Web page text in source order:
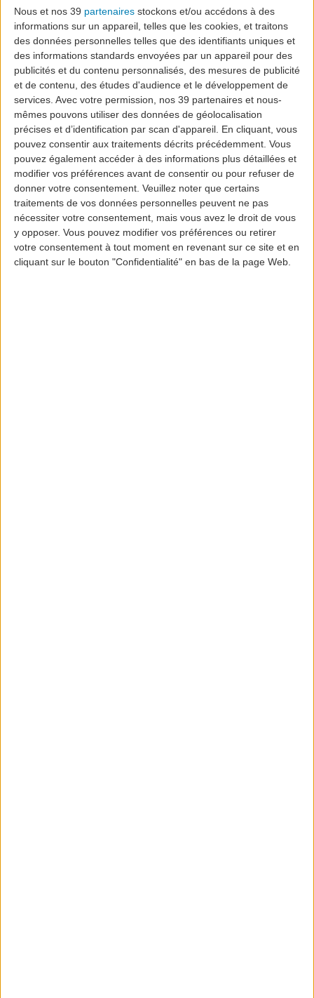
Nous et nos 39 partenaires stockons et/ou accédons à des
informations sur un appareil, telles que les cookies, et traitons
des données personnelles telles que des identifiants uniques et
des informations standards envoyées par un appareil pour des
publicités et du contenu personnalisés, des mesures de publicité
et de contenu, des études d'audience et le développement de
services. Avec votre permission, nos 39 partenaires et nous-
mêmes pouvons utiliser des données de géolocalisation
précises et d’identification par scan d'appareil. En cliquant, vous
pouvez consentir aux traitements décrits précédemment. Vous
pouvez également accéder à des informations plus détaillées et
modifier vos préférences avant de consentir ou pour refuser de
donner votre consentement. Veuillez noter que certains
traitements de vos données personnelles peuvent ne pas
nécessiter votre consentement, mais vous avez le droit de vous
y opposer. Vous pouvez modifier vos préférences ou retirer
votre consentement à tout moment en revenant sur ce site et en
cliquant sur le bouton "Confidentialité" en bas de la page Web.
Aller-retour Aller simple Plusieurs villes
DE
VERS
DATE DE DÉPART
DATE DE RETOUR